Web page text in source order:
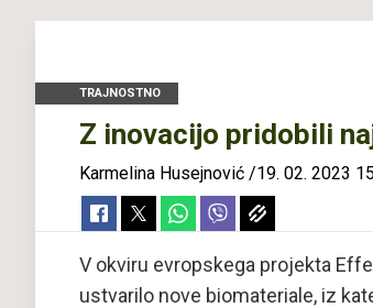
TRAJNOSTNO
Z inovacijo pridobili
Karmelina Husejnović /19. 02. 2023
V okviru evropskega projekta
ustvarilo nove biomateriale, iz